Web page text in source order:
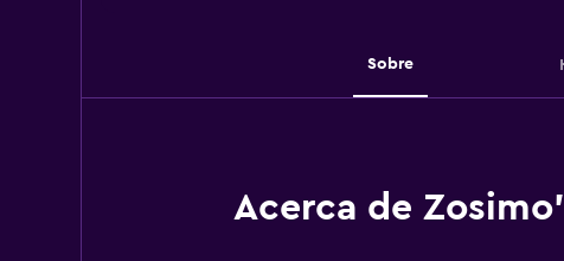
Sobre
Acerca de